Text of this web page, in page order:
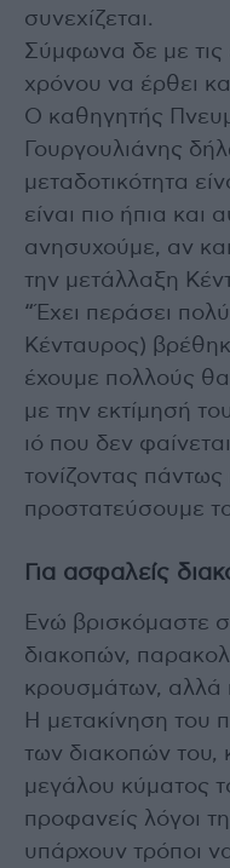
συνεχίζεται.
Σύμφωνα δε με τις
χρόνου να έρθει
Ο καθηγητής
Γουργουλιάνης
μεταδοτικότητα
είναι πιο ήπια και
ανησυχούμε, αν
την μετάλλαξη
“Έχει περάσει
Κένταυρος)
έχουμε πολλούς
με την εκτίμησή
ιό που δεν
τονίζοντας πάντως
προστατεύσουμε
Για ασφαλείς
Ενώ βρισκόμαστε
διακοπών,
κρουσμάτων, αλλά
Η μετακίνηση του
των διακοπών του,
μεγάλου κύματος
προφανείς λόγοι
υπάρχουν τρόποι